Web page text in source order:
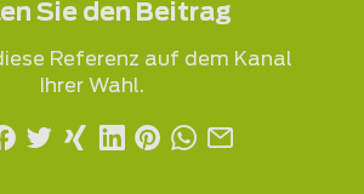
Sie den Beitrag
Referenz auf dem Kanal
Ihrer Wahl.